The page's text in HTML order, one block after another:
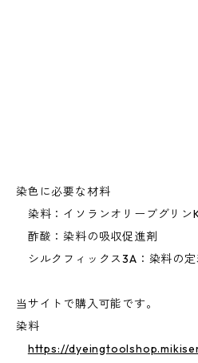
染色に必要な材料
染料：イソランオリーブグリン
酢酸：染料の吸収促進剤
シルクフィックス3A：染料の定
当サイトで購入可能です。
染料
https://